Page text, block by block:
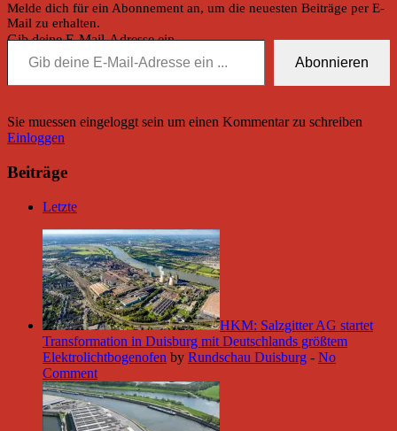
Melde dich für ein Abonnement an, um die neuesten Beiträge per E-
Mail zu erhalten.
Gib deine E-Mail-Adresse ein ...
Abonnieren
Sie muessen eingeloggt sein um einen Kommentar zu schreiben
Einloggen
Beiträge
Letzte
HKM: Salzgitter AG startet
Transformation in Duisburg mit Deutschlands größtem
Elektrolichtbogenofen by Rundschau Duisburg - No
Comment